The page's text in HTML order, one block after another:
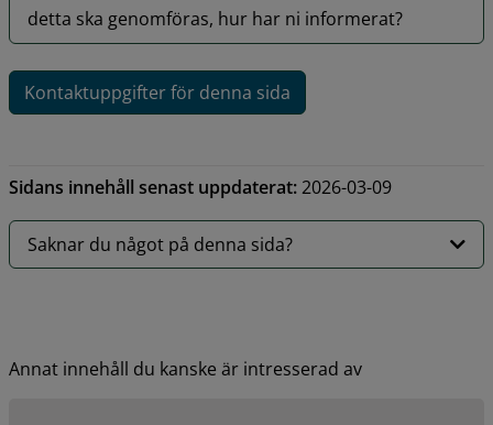
detta ska genomföras, hur har ni informerat?
Kontaktuppgifter för denna sida
Sidans innehåll senast uppdaterat:2026-03-09
Saknar du något på denna sida?
Annat innehåll du kanske är intresserad av